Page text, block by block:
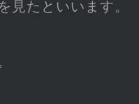
見たといいます。